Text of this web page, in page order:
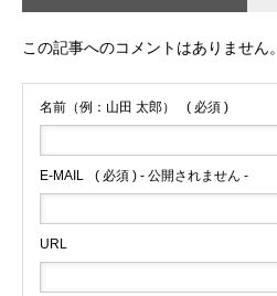
この記事へのコメントはありません。
名前（例：山田 太郎） ( 必須 )
E-MAIL ( 必須 ) - 公開されません -
URL